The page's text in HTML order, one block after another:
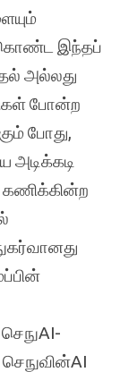
கொண்ட இந்தப்
அல்லது
போன்ற
போது,
அடிக்கடி